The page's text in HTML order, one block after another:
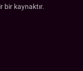
bir kaynaktır.